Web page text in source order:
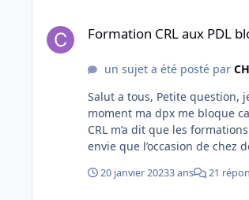
Formation CRL aux PDL
un sujet a été posté par
Salut a tous, Petite question, je suis actuellement au matériel et j’ai fais une demande pour partir a la conduite. Pour le
moment ma dpx me bloque car pas
CRL m’a dit que les formations
envie que l’occasion de chez de
20 janvier 20233 ans 21